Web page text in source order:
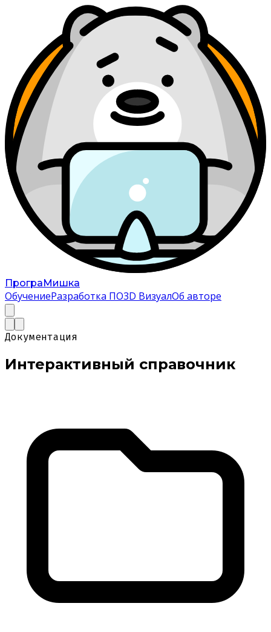
ПрограМишка
ОбучениеРазработка ПО3D ВизуалОб авторе
Документация
Интерактивный справочник